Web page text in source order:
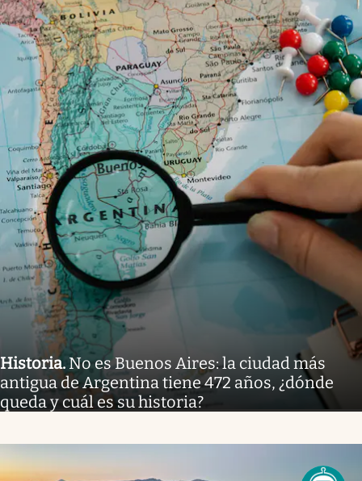
Historia. No es Buenos Aires: la ciudad más
antigua de Argentina tiene 472 años, ¿dónde
queda y cuál es su historia?